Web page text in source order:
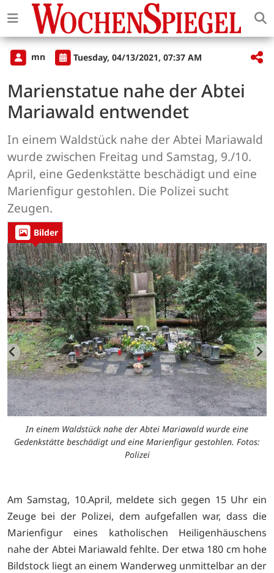
mn Tuesday, 04/13/2021, 07:37 AM
Marienstatue nahe der Abtei
Mariawald entwendet
In einem Waldstück nahe der Abtei Mariawald
wurde zwischen Freitag und Samstag, 9./10.
April, eine Gedenkstätte beschädigt und eine
Marienfigur gestohlen. Die Polizei sucht
Zeugen.
Bilder
In einem Waldstück nahe der Abtei Mariawald wurde eine
Gedenkstätte beschädigt und eine Marienfigur gestohlen. Fotos:
Polizei
Am Samstag, 10.April, meldete sich gegen 15 Uhr ein
Zeuge bei der Polizei, dem aufgefallen war, dass die
Marienfigur eines katholischen Heiligenhäuschens
nahe der Abtei Mariawald fehlte. Der etwa 180 cm hohe
Bildstock liegt an einem Wanderweg unmittelbar an der